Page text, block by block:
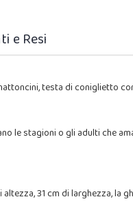
e Resi
testa di coniglietto
le stagioni o gli adulti che
31 cm di larghezza, la